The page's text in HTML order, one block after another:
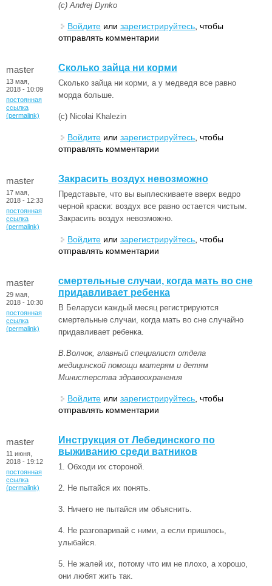
(с) Andrej Dynko
Войдите или зарегистрируйтесь , чтобы
отправлять комментарии
master
13 мая,
2018 - 10:09
постоянная
ссылка
(permalink)
Cколько зайца ни корми
Cколько зайца ни корми, а у медведя все равно
морда больше.
(с) Nicolai Khalezin
Войдите или зарегистрируйтесь , чтобы
отправлять комментарии
master
17 мая,
2018 - 12:33
постоянная
ссылка
(permalink)
Закрасить воздух невозможно
Представьте, что вы выплескиваете вверх ведро
черной краски: воздух все равно остается чистым.
Закрасить воздух невозможно.
Войдите или зарегистрируйтесь , чтобы
отправлять комментарии
master
29 мая,
2018 - 10:30
постоянная
ссылка
(permalink)
смертельные случаи, когда мать во сне
придавливает ребенка
В Беларуси каждый месяц регистрируются
смертельные случаи, когда мать во сне случайно
придавливает ребенка.
В.Волчок, главный специалист отдела
медицинской помощи матерям и детям
Министерства здравоохранения
Войдите или зарегистрируйтесь , чтобы
отправлять комментарии
master
11 июня,
2018 - 19:12
постоянная
ссылка
(permalink)
Инструкция от Лебединского по
выживанию среди ватников
1. Обходи их стороной.
2. Не пытайся их понять.
3. Ничего не пытайся им объяснить.
4. Не разговаривай с ними, а если пришлось,
улыбайся.
5. Не жалей их, потому что им не плохо, а хорошо,
они любят жить так.